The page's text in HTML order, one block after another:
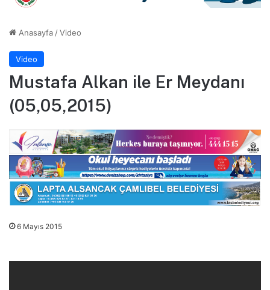
Anasayfa /Video
Video
Mustafa Alkan ile Er Meydanı
(05,05,2015)
6 Mayıs 2015